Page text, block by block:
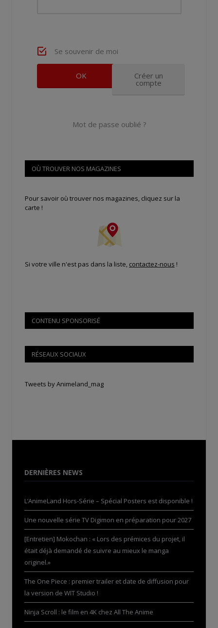
Se souvenir de moi
Créer un
compte
Mot de passe oublié ?
OÙ TROUVER NOS MAGAZINES
Pour savoir où trouver nos magazines, cliquez sur la
carte !
Si votre ville n'est pas dans la liste, contactez-nous !
CONTENU SPONSORISÉ
RÉSEAUX SOCIAUX
Tweets by Animeland_mag
DERNIÈRES NEWS
L’AnimeLand Hors-Série – Spécial Posters est disponible !
Une nouvelle série TV Digimon en préparation pour 2027
[Entretien] Mokochan : « Lors des prémices du projet, il
était déjà demandé de suivre au mieux le manga
originel.»
The One Piece : premier trailer et date de diffusion pour
la version de WIT Studio !
Ninja Scroll : le film en 4K chez All The Anime